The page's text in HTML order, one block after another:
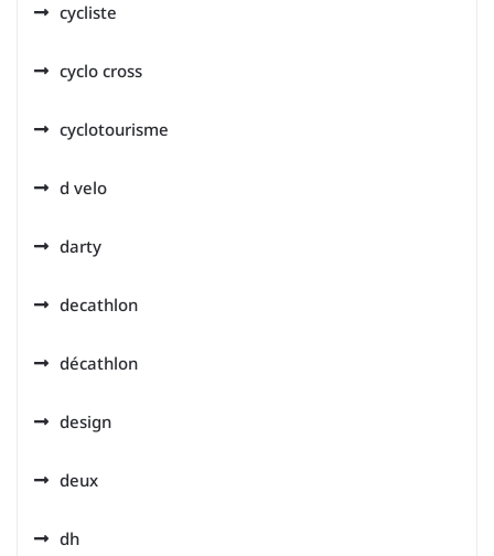
cycliste
cyclo cross
cyclotourisme
d velo
darty
decathlon
décathlon
design
deux
dh